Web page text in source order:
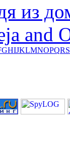
из
and
GHIJKLMNOPQRS